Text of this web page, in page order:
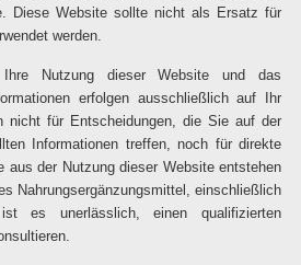
Diese Website sollte nicht als Ersatz für
werden.
Ihre Nutzung dieser Website und das
erfolgen ausschließlich auf Ihr
nicht für Entscheidungen, die Sie auf der
Informationen treffen, noch für direkte
aus der Nutzung dieser Website entstehen
Nahrungsergänzungsmittel, einschließlich
es unerlässlich, einen qualifizierten